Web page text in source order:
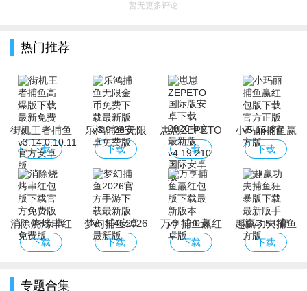
暂无更多评论
热门推荐
街机王者捕鱼
高爆版下载最
新免费版
下载
乐鸿捕鱼无限
金币免费下载
最新版
下载
崽崽ZEPETO
国际版安卓下
载2026中文最
新版
下载
小玛丽捕鱼赢
红包版下载官
方正版
下载
消除烧烤串红
包版下载官方
下载
梦幻捕鱼2026
官方手游下载
下载
万亨捕鱼赢红
包版下载最新
下载
趣赢功夫捕鱼
狂暴版下载最
下载
专题合集